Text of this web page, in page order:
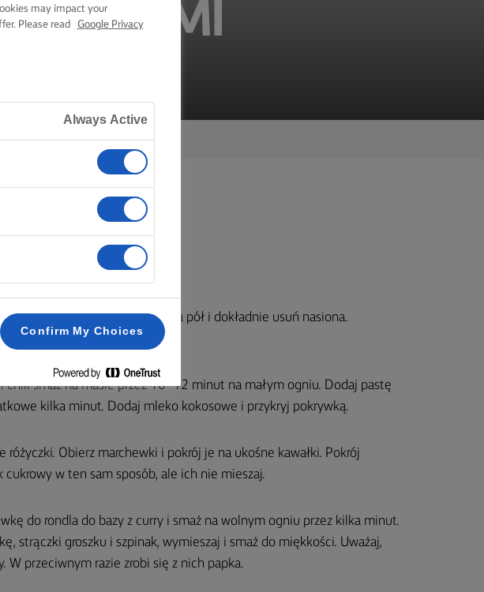
Z WARZYWAMI
czosnek i imbir. Przekrój chili na pół i dokładnie usuń nasiona.
w paseczki.
chili smaż na maśle przez 10–12 minut na małym ogniu. Dodaj pastę
kilka minut. Dodaj mleko kokosowe i przykryj pokrywką.
różyczki. Obierz marchewki i pokrój je na ukośne kawałki. Pokrój
cukrowy w ten sam sposób, ale ich nie mieszaj.
do rondla do bazy z curry i smaż na wolnym ogniu przez kilka minut.
strączki groszku i szpinak, wymieszaj i smaż do miękkości. Uważaj,
W przeciwnym razie zrobi się z nich papka.
may impact your
Please read
Google Privacy
Always Active
Confirm My Choices